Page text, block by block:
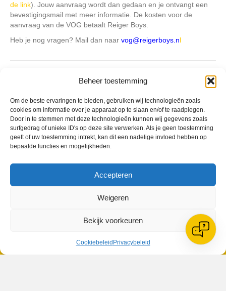
Beheer toestemming
Om de beste ervaringen te bieden, gebruiken wij technologieën zoals
cookies om informatie over je apparaat op te slaan en/of te raadplegen.
Door in te stemmen met deze technologieën kunnen wij gegevens zoals
surfgedrag of unieke ID's op deze site verwerken. Als je geen toestemming
geeft of uw toestemming intrekt, kan dit een nadelige invloed hebben op
bepaalde functies en mogelijkheden.
Accepteren
Weigeren
Bekijk voorkeuren
Cookiebeleid Privacybeleid
de link). Jouw aanvraag wordt dan gedaan en je ontvangt een
bevestigingsmail met meer informatie. De kosten voor de
aanvraag van de VOG betaalt Reiger Boys.
Heb je nog vragen? Mail dan naar vog@reigerboys.nl
VV Reiger Boys
De Wending, Lotte Beesedijk 1
Belangrijke gegevens